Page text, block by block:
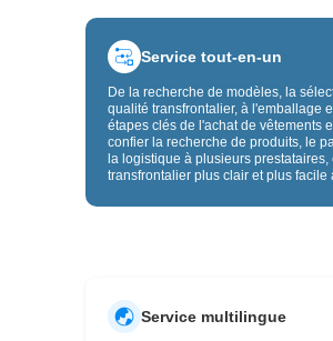
Service tout-en-un
De la recherche de modèles, la
qualité transfrontalier, à l'emballage
étapes clés de l'achat de vêtements
confier la recherche de produits, le
la logistique à plusieurs
transfrontalier plus clair et plus facile
Service multilingue